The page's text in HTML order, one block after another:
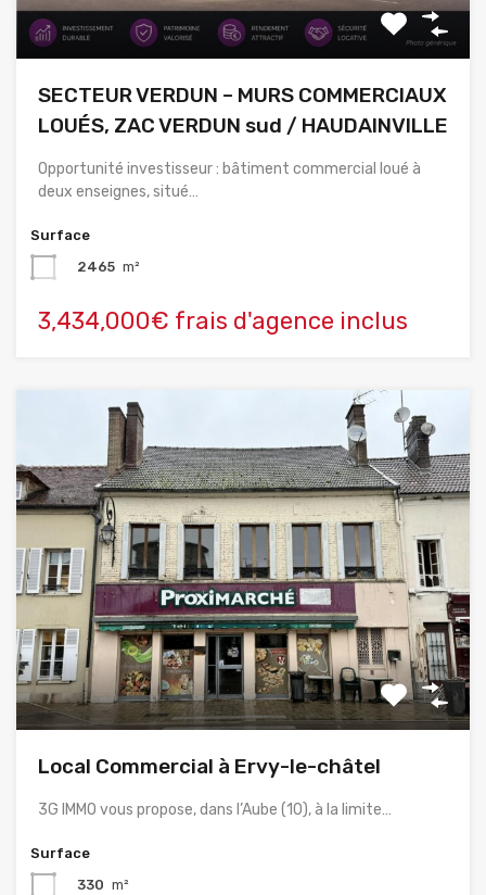
SECTEUR VERDUN – MURS COMMERCIAUX
LOUÉS, ZAC VERDUN sud / HAUDAINVILLE
Opportunité investisseur : bâtiment commercial loué à
deux enseignes, situé…
Surface
2465 m²
3,434,000€ frais d'agence inclus
Local Commercial à Ervy-le-châtel
3G IMMO vous propose, dans l’Aube (10), à la limite…
Surface
330 m²